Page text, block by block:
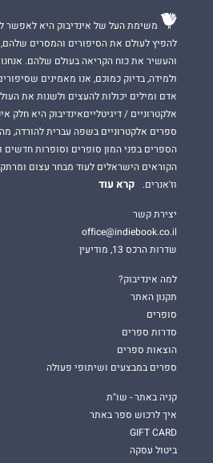
משימת העל של אינדיבוק היא לאפשר
להפיץ לעולם את הסיפורים והמסרים
והעשיר את כוח הקריאה בעולם שלהם.
ולמידה, בדיוק כמוכם, אנו מאמינים
אדם ומילים יכולות להעצים ולשנות את
אלקטרוניים / דיגיטלייםאינדיבוק היא חלק
ספרים אלקטרוניים בשפה עברית
הספרים בפני המון סופרים וסופרות
הקוראים הישראלים לעוד מבחר עצום
וז'אנרים.
קרא עוד
יצירת קשר
office@indiebook.co.il
שדרות הרכס 13, מודיעין
למה אינדיבוק?
תקנון האתר
סופרים
סדרות ספרים
הוצאות ספרים
ספרים במבצעים ושיתופי פעולה
קניה באתר - שו"ת
איך לרכוש ספר באתר
GIFT CARD
ביטול עסקה